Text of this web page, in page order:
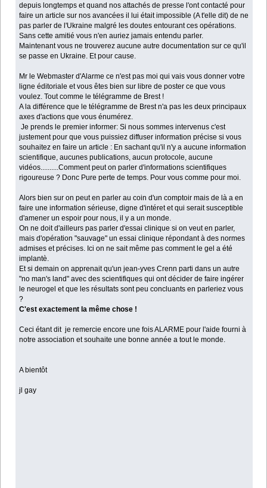
depuis longtemps et quand nos attachés de presse l'ont contacté pour
faire un article sur nos avancées il lui était impossible (A t'elle dit) de ne
pas parler de l'Ukraine malgré les doutes entourant ces opérations.
Sans cette amitié vous n'en auriez jamais entendu parler.
Maintenant vous ne trouverez aucune autre documentation sur ce qu'il
se passe en Ukraine. Et pour cause.
Mr le Webmaster d'Alarme ce n'est pas moi qui vais vous donner votre
ligne éditoriale et vous êtes bien sur libre de poster ce que vous
voulez. Tout comme le télégramme de Brest !
A la différence que le télégramme de Brest n'a pas les deux principaux
axes d'actions que vous énumérez.
Je prends le premier informer: Si nous sommes intervenus c'est
justement pour que vous puissiez diffuser information précise si vous
souhaitez en faire un article : En sachant qu'il n'y a aucune information
scientifique, aucunes publications, aucun protocole, aucune
vidéos..........Comment peut on parler d'informations scientifiques
rigoureuse ? Donc Pure perte de temps. Pour vous comme pour moi.
Alors bien sur on peut en parler au coin d'un comptoir mais de là a en
faire une information sérieuse, digne d'intéret et qui serait susceptible
d'amener un espoir pour nous, il y a un monde.
On ne doit d'ailleurs pas parler d'essai clinique si on veut en parler,
mais d'opération "sauvage" un essai clinique répondant à des normes
admises et précises. Ici on ne sait même pas comment le gel a été
implantè.
Et si demain on apprenait qu'un jean-yves Crenn parti dans un autre
"no man's land" avec des scientifiques qui ont décider de faire ingérer
le neurogel et que les résultats sont peu concluants en parleriez vous
?
C'est exactement la même chose !
Ceci étant dit je remercie encore une fois ALARME pour l'aide fourni à
notre association et souhaite une bonne année a tout le monde.
A bientôt
jl gay